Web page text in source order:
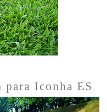
para Iconha ES
Next